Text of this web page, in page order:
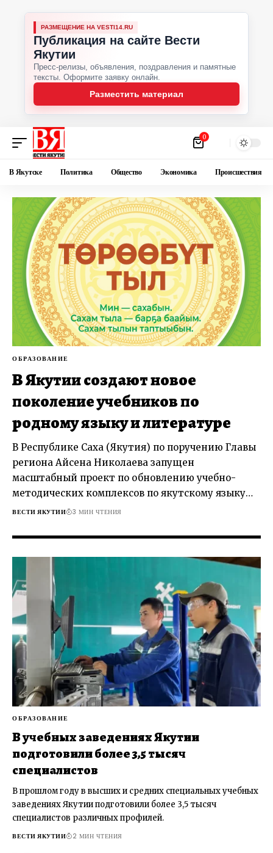
РАЗМЕЩЕНИЕ НА VESTI14.RU
Публикация на сайте Вести
Якутии
Пресс-релизы, объявления, поздравления и памятные
тексты. Оформите заявку онлайн.
Разместить материал
0
В Якутске Политика Общество Экономика Происшествия
ОБРАЗОВАНИЕ
В Якутии создают новое
поколение учебников по
родному языку и литературе
В Республике Саха (Якутия) по поручению Главы
региона Айсена Николаева запущен
масштабный проект по обновлению учебно-
методических комплексов по якутскому языку…
ВЕСТИ ЯКУТИИ 3 МИН ЧТЕНИЯ
ОБРАЗОВАНИЕ
В учебных заведениях Якутии
подготовили более 3,5 тысяч
специалистов
В прошлом году в высших и средних специальных учебных
заведениях Якутии подготовили более 3,5 тысяч
специалистов различных профилей.
ВЕСТИ ЯКУТИИ 2 МИН ЧТЕНИЯ